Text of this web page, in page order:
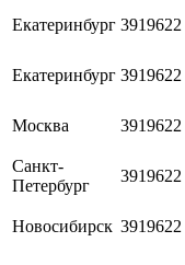
Екатеринбург 3919622
Екатеринбург 3919622
Москва 3919622
Санкт-
Петербург
3919622
Новосибирск 3919622